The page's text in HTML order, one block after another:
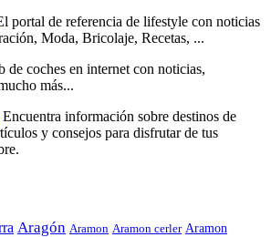
portal de referencia de lifestyle con noticias
Moda, Bricolaje, Recetas, ...
de coches en internet con noticias,
más...
Encuentra información sobre destinos de
y consejos para disfrutar de tus
Aragón Aramon Aramon cerler Aramon